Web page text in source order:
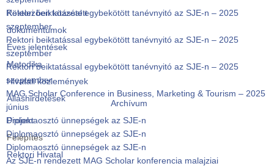
Kötelezően közzétett
dokumentumok
Éves jelentések
Metodika
Hivatali közlemények
Álláshirdetések
Archívum
Projekt
Felépítés
Rektori Hivatal
Rektori beiktatással egybekötött tanévnyitó az SJE-n – 2025
szeptember
Rektori beiktatással egybekötött tanévnyitó az SJE-n – 2025
szeptember
Rektori beiktatással egybekötött tanévnyitó az SJE-n – 2025
szeptember
MAG Scholar Conference in Business, Marketing & Tourism – 2025
június
Diplomaosztó ünnepségek az SJE-n
Diplomaosztó ünnepségek az SJE-n
Diplomaosztó ünnepségek az SJE-n
Az SJE-n rendezett MAG Scholar konferencia malajziai